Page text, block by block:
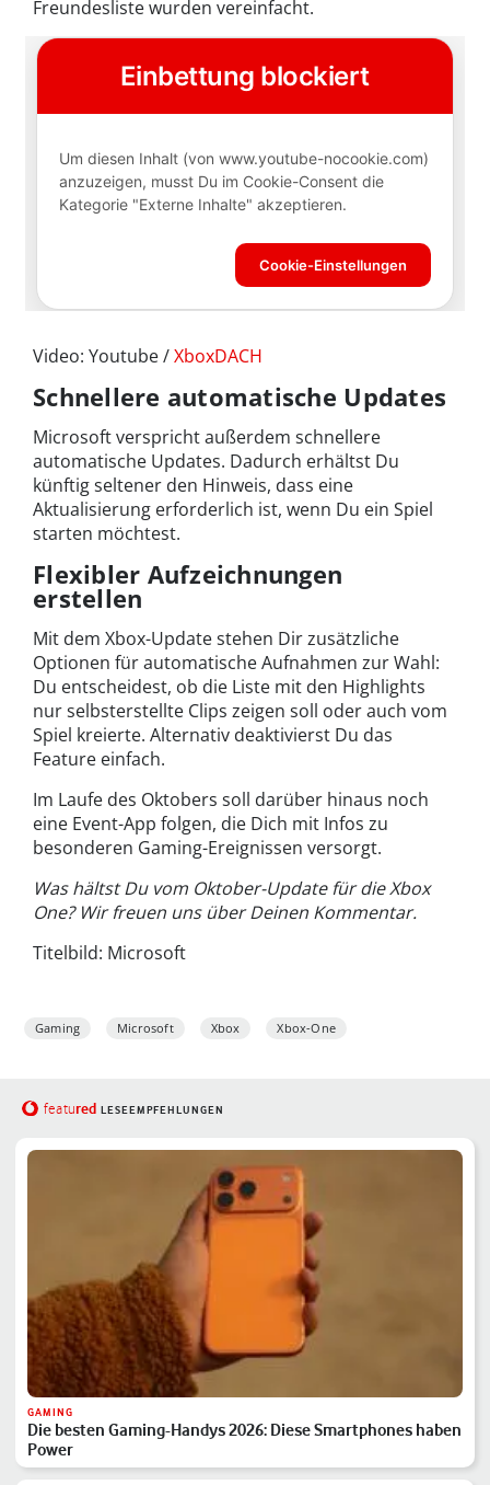
Freundesliste wurden vereinfacht.
Video: Youtube /XboxDACH
Schnellere automatische Updates
Microsoft verspricht außerdem schnellere
automatische Updates. Dadurch erhältst Du
künftig seltener den Hinweis, dass eine
Aktualisierung erforderlich ist, wenn Du ein Spiel
starten möchtest.
Flexibler Aufzeichnungen
erstellen
Mit dem Xbox-Update stehen Dir zusätzliche
Optionen für automatische Aufnahmen zur Wahl:
Du entscheidest, ob die Liste mit den Highlights
nur selbsterstellte Clips zeigen soll oder auch vom
Spiel kreierte. Alternativ deaktivierst Du das
Feature einfach.
Im Laufe des Oktobers soll darüber hinaus noch
eine Event-App folgen, die Dich mit Infos zu
besonderen Gaming-Ereignissen versorgt.
Was hältst Du vom Oktober-Update für die Xbox
One? Wir freuen uns über Deinen Kommentar.
Titelbild: Microsoft
Gaming Microsoft Xbox Xbox-One
featured LESEEMPFEHLUNGEN
GAMING
Die besten Gaming-Handys 2026: Diese Smartphones haben
Power